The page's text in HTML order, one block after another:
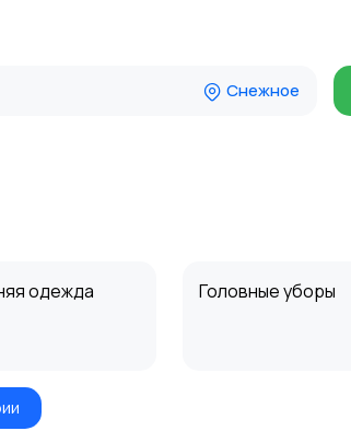
Снежное
одежда Головные уборы